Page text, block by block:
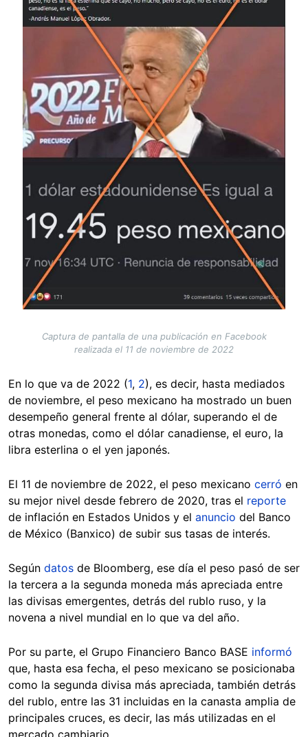
Captura de pantalla de una publicación en Facebook
realizada el 11 de noviembre de 2022
En lo que va de 2022 (1, 2), es decir, hasta mediados
de noviembre, el peso mexicano ha mostrado un buen
desempeño general frente al dólar, superando el de
otras monedas, como el dólar canadiense, el euro, la
libra esterlina o el yen japonés.
El 11 de noviembre de 2022, el peso mexicano cerró en
su mejor nivel desde febrero de 2020, tras el reporte
de inflación en Estados Unidos y el anuncio del Banco
de México (Banxico) de subir sus tasas de interés.
Según datos de Bloomberg, ese día el peso pasó de ser
la tercera a la segunda moneda más apreciada entre
las divisas emergentes, detrás del rublo ruso, y la
novena a nivel mundial en lo que va del año.
Por su parte, el Grupo Financiero Banco BASE informó
que, hasta esa fecha, el peso mexicano se posicionaba
como la segunda divisa más apreciada, también detrás
del rublo, entre las 31 incluidas en la canasta amplia de
principales cruces, es decir, las más utilizadas en el